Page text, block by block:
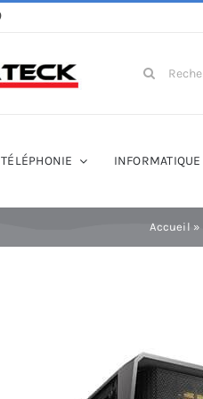
Search
TÉLÉPHONIE INFORMATIQUE
Accueil »